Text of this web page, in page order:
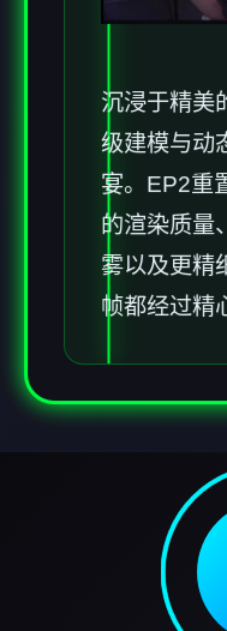
沉浸于精美
级建模与动
宴。EP2重
的渲染质量
雾以及更精
帧都经过精